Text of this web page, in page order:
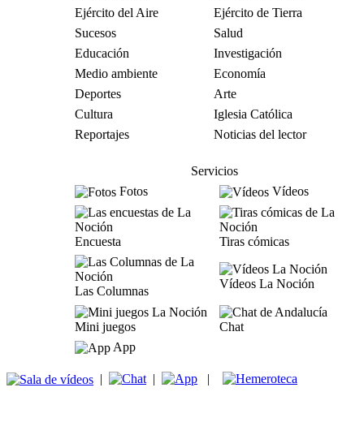
Ejército del Aire
Ejército de Tierra
Sucesos
Salud
Educación
Investigación
Medio ambiente
Economía
Deportes
Arte
Cultura
Iglesia Católica
Reportajes
Noticias del lector
Servicios
Fotos
Vídeos
Encuesta Tiras cómicas
Las Columnas
Vídeos La Noción
Mini juegos
Chat
App
| | |